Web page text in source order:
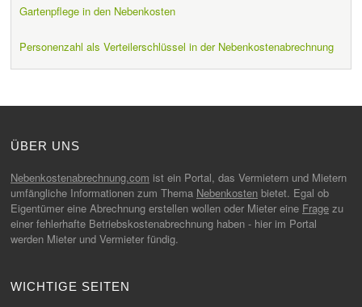
Gartenpflege in den Nebenkosten
Personenzahl als Verteilerschlüssel in der Nebenkostenabrechnung
ÜBER UNS
Nebenkostenabrechnung.com ist ein Portal, das Vermietern und Mietern
umfängliche Informationen zum Thema Nebenkosten bietet. Egal ob
Eigentümer eine Abrechnung erstellen wollen oder Mieter eine Frage zu
einer fehlerhafte Betriebskostenabrechnung haben - hier im Portal
werden Mieter und Vermieter fündig.
WICHTIGE SEITEN